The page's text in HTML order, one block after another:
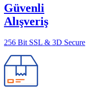
Güvenli
Alışveriş
256 Bit SSL & 3D Secure